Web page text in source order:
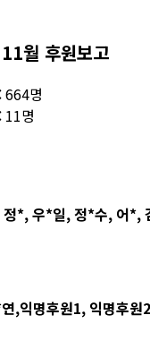
월 후원보고
664명
11명
*, 우*일, 정*수, 어*,
,익명후원1, 익명후원